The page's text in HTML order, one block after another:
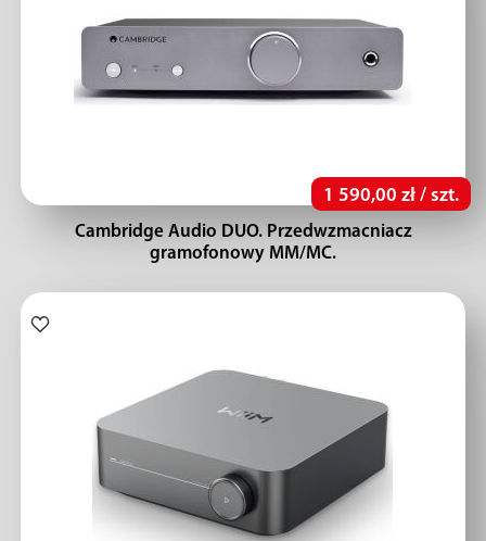
1 590,00 zł / szt.
Cambridge Audio DUO. Przedwzmacniacz
gramofonowy MM/MC.